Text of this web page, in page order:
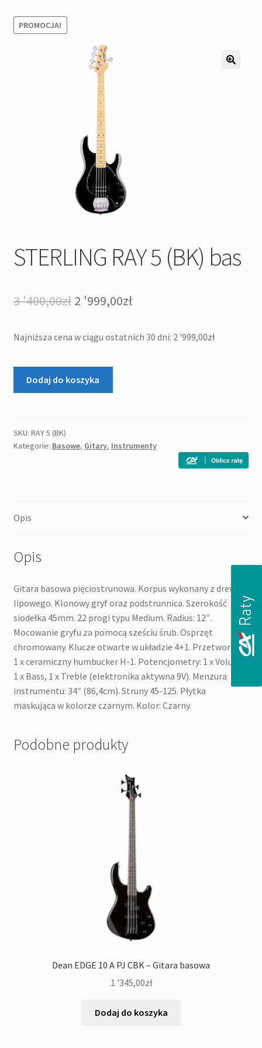
Kontakt
PROMOCJA!
STERLING RAY 5 (BK) bas
3 '400,00zł Pierwotna
wynosiła:
3
'400,00zł.
2 '999,00złAktualna
wynosi:
Najniższa cena w ciągu ostatnich 30 dni: 2 '999,00zł
STERLING
(BK)
bas
Dodaj do koszyka
SKU: RAY 5 (BK)
Kategorie: Basowe, Gitary, Instrumenty
Opis
Opis
Gitara basowa pięciostrunowa. Korpus wykonany z drewna
lipowego. Klonowy gryf oraz podstrunnica. Szerokość
siodełka 45mm. 22 progi typu Medium. Radius: 12″.
Mocowanie gryfu za pomocą sześciu śrub. Osprzęt
chromowany. Klucze otwarte w układzie 4+1. Przetwornik:
1 x ceramiczny humbucker H-1. Potencjometry: 1 x Volume,
1 x Bass, 1 x Treble (elektronika aktywna 9V). Menzura
instrumentu: 34″ (86,4cm). Struny 45-125. Płytka
maskująca w kolorze czarnym. Kolor: Czarny.
Podobne produkty
Dean EDGE 10 A PJ CBK – Gitara basowa
1 '345,00zł
Dodaj do koszyka